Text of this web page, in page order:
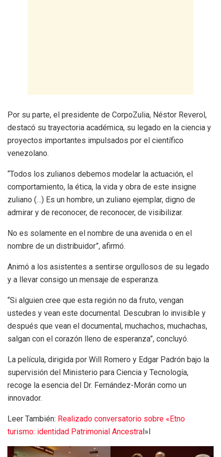
Por su parte, el presidente de CorpoZulia, Néstor Reverol,
destacó su trayectoria académica, su legado en la ciencia y
proyectos importantes impulsados por el científico
venezolano.
“Todos los zulianos debemos modelar la actuación, el
comportamiento, la ética, la vida y obra de este insigne
zuliano (…) Es un hombre, un zuliano ejemplar, digno de
admirar y de reconocer, de reconocer, de visibilizar.
No es solamente en el nombre de una avenida o en el
nombre de un distribuidor”, afirmó.
Animó a los asistentes a sentirse orgullosos de su legado
y a llevar consigo un mensaje de esperanza.
“Si alguien cree que esta región no da fruto, vengan
ustedes y vean este documental. Descubran lo invisible y
después que vean el documental, muchachos, muchachas,
salgan con el corazón lleno de esperanza”, concluyó.
La película, dirigida por Will Romero y Edgar Padrón bajo la
supervisión del Ministerio para Ciencia y Tecnología,
recoge la esencia del Dr. Fernández-Morán como un
innovador.
Leer También: Realizado conversatorio sobre «Etno
turismo: identidad Patrimonial Ancestral»l